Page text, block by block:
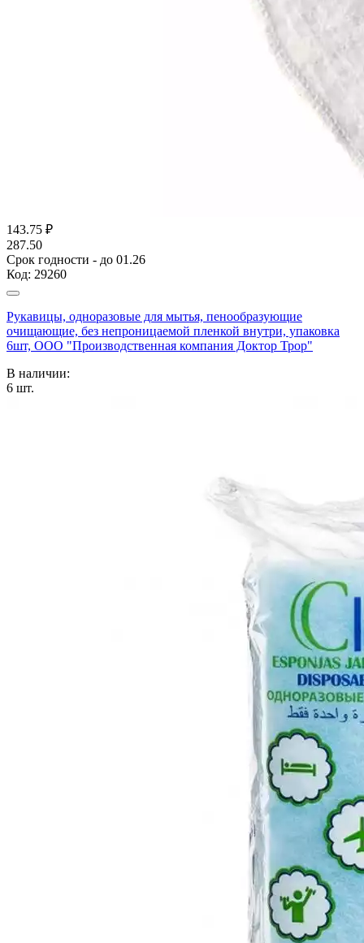
143.75 ₽
287.50
Срок годности - до 01.26
Код: 29260
Рукавицы, одноразовые для мытья, пенообразующие
очищающие, без непроницаемой пленкой внутри, упаковка
6шт, ООО "Производственная компания Доктор Трор"
В наличии:
6 шт.